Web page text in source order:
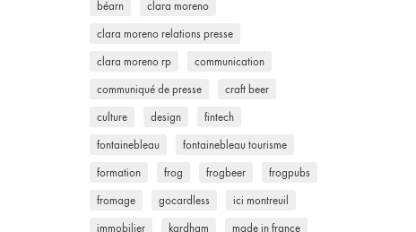
béarn clara moreno
clara moreno relations presse
clara moreno rp communication
communiqué de presse craft beer
culture design fintech
fontainebleau fontainebleau tourisme
formation frog frogbeer frogpubs
fromage gocardless ici montreuil
immobilier kardham made in france